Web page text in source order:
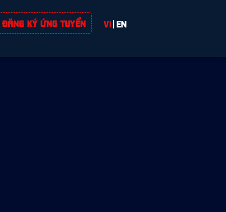
ĐĂNG KÝ ỨNG TUYỂN VI EN